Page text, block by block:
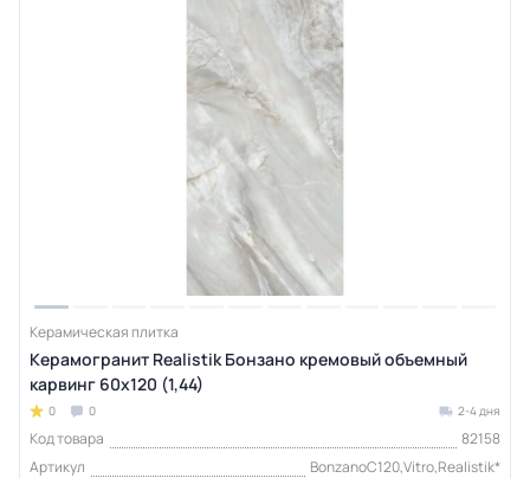
Керамическая плитка
Керамогранит Realistik Бонзано кремовый объемный
карвинг 60х120 (1,44)
0 0 2-4 дня
Код товара
82158
Артикул
BonzanoC120,Vitro,Realistik*